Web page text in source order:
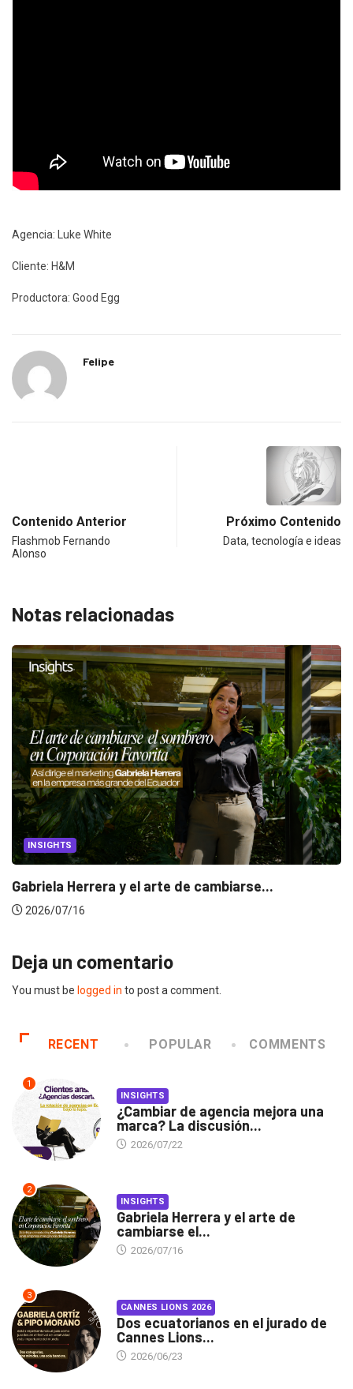
Agencia: Luke White
Cliente: H&M
Productora: Good Egg
Felipe
Contenido Anterior
Flashmob Fernando
Alonso
Próximo Contenido
Data, tecnología e ideas
Notas relacionadas
CANNES LIONS 2026
Dos ecuatorianos en el jurado de Cannes...
2026/06/23
Deja un comentario
You must be logged in to post a comment.
RECENT POPULAR COMMENTS
1
INSIGHTS
¿Cambiar de agencia mejora una
marca? La discusión...
2026/07/22
2
INSIGHTS
Gabriela Herrera y el arte de
cambiarse el...
2026/07/16
3
CANNES LIONS 2026
Dos ecuatorianos en el jurado de
Cannes Lions...
2026/06/23